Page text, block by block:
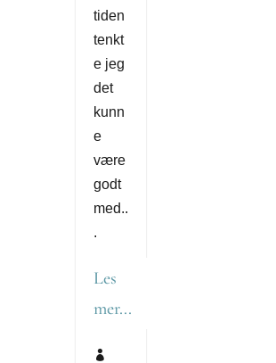
tiden
tenkt
e jeg
det
kunn
e
være
godt
med..
.
Les
mer...
